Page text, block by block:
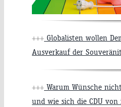
+++ Globalisten wollen
Ausverkauf der
+++ Warum Wünsche
und wie sich die CDU